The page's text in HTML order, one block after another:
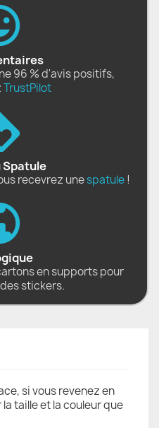
96 % d'avis positifs,
TrustPilot
Spatule
recevrez unespatule !
en supports pour
stickers.
si vous revenez en
taille et la couleur que